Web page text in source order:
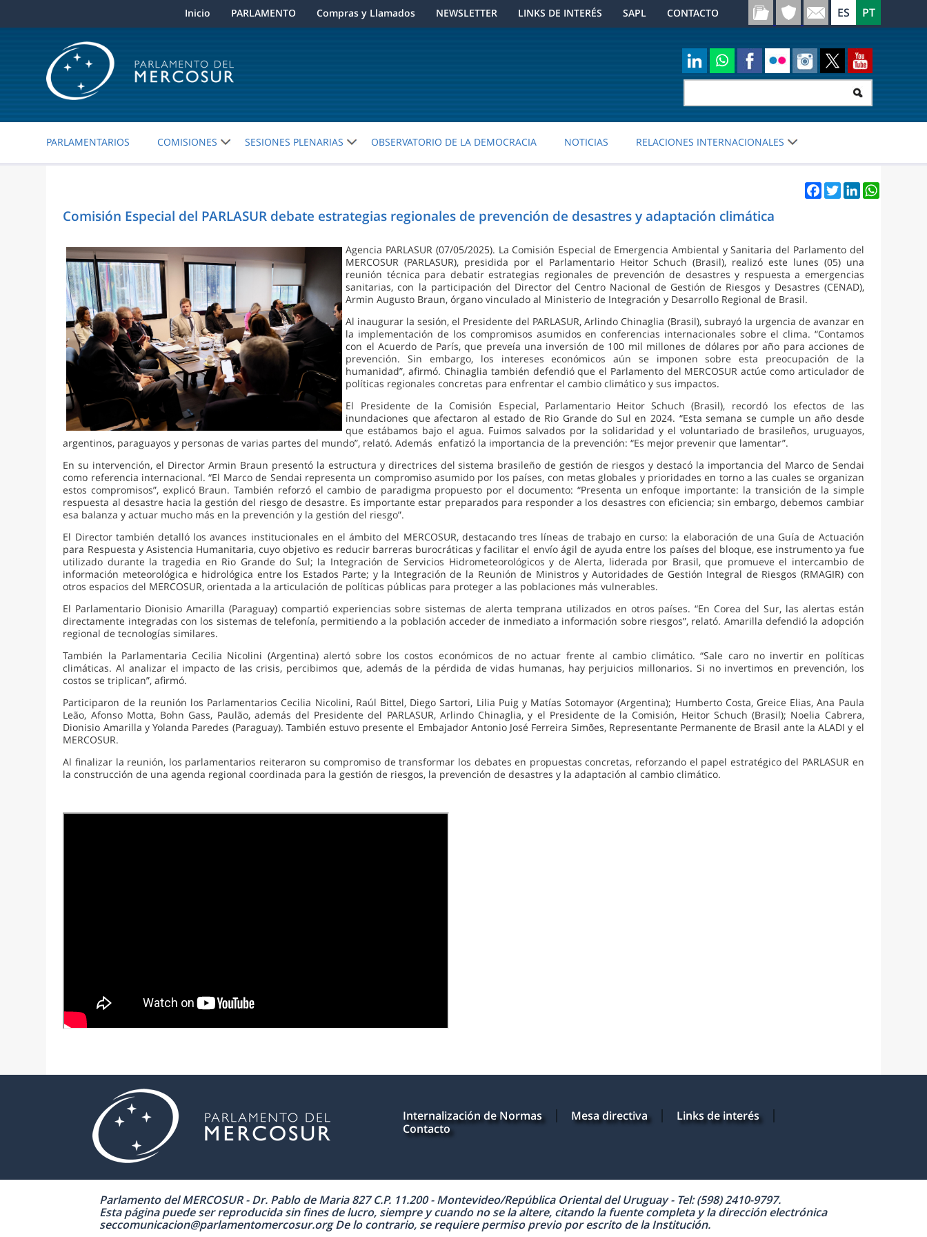
Inicio PARLAMENTO Compras y Llamados NEWSLETTER LINKS DE INTERÉS SAPL CONTACTO
PARLAMENTARIOS COMISIONES SESIONES PLENARIAS OBSERVATORIO DE LA DEMOCRACIA NOTICIAS RELACIONES INTERNACIONALES
Facebook
TwitterLinkedInWhatsApp
Comisión Especial del PARLASUR debate estrategias regionales de prevención de desastres y adaptación climática
Agencia PARLASUR (07/05/2025). La Comisión Especial de Emergencia Ambiental y Sanitaria del Parlamento del
MERCOSUR (PARLASUR), presidida por el Parlamentario Heitor Schuch (Brasil), realizó este lunes (05) una
reunión técnica para debatir estrategias regionales de prevención de desastres y respuesta a emergencias
sanitarias, con la participación del Director del Centro Nacional de Gestión de Riesgos y Desastres (CENAD),
Armin Augusto Braun, órgano vinculado al Ministerio de Integración y Desarrollo Regional de Brasil.
Al inaugurar la sesión, el Presidente del PARLASUR, Arlindo Chinaglia (Brasil), subrayó la urgencia de avanzar en
la implementación de los compromisos asumidos en conferencias internacionales sobre el clima. “Contamos
con el Acuerdo de París, que preveía una inversión de 100 mil millones de dólares por año para acciones de
prevención. Sin embargo, los intereses económicos aún se imponen sobre esta preocupación de la
humanidad”, afirmó. Chinaglia también defendió que el Parlamento del MERCOSUR actúe como articulador de
políticas regionales concretas para enfrentar el cambio climático y sus impactos.
El Presidente de la Comisión Especial, Parlamentario Heitor Schuch (Brasil), recordó los efectos de las
inundaciones que afectaron al estado de Rio Grande do Sul en 2024. “Esta semana se cumple un año desde
que estábamos bajo el agua. Fuimos salvados por la solidaridad y el voluntariado de brasileños, uruguayos,
argentinos, paraguayos y personas de varias partes del mundo”, relató. Además enfatizó la importancia de la prevención: “Es mejor prevenir que lamentar”.
En su intervención, el Director Armin Braun presentó la estructura y directrices del sistema brasileño de gestión de riesgos y destacó la importancia del Marco de Sendai
como referencia internacional. “El Marco de Sendai representa un compromiso asumido por los países, con metas globales y prioridades en torno a las cuales se organizan
estos compromisos”, explicó Braun. También reforzó el cambio de paradigma propuesto por el documento: “Presenta un enfoque importante: la transición de la simple
respuesta al desastre hacia la gestión del riesgo de desastre. Es importante estar preparados para responder a los desastres con eficiencia; sin embargo, debemos cambiar
esa balanza y actuar mucho más en la prevención y la gestión del riesgo”.
El Director también detalló los avances institucionales en el ámbito del MERCOSUR, destacando tres líneas de trabajo en curso: la elaboración de una Guía de Actuación
para Respuesta y Asistencia Humanitaria, cuyo objetivo es reducir barreras burocráticas y facilitar el envío ágil de ayuda entre los países del bloque, ese instrumento ya fue
utilizado durante la tragedia en Rio Grande do Sul; la Integración de Servicios Hidrometeorológicos y de Alerta, liderada por Brasil, que promueve el intercambio de
información meteorológica e hidrológica entre los Estados Parte; y la Integración de la Reunión de Ministros y Autoridades de Gestión Integral de Riesgos (RMAGIR) con
otros espacios del MERCOSUR, orientada a la articulación de políticas públicas para proteger a las poblaciones más vulnerables.
El Parlamentario Dionisio Amarilla (Paraguay) compartió experiencias sobre sistemas de alerta temprana utilizados en otros países. “En Corea del Sur, las alertas están
directamente integradas con los sistemas de telefonía, permitiendo a la población acceder de inmediato a información sobre riesgos”, relató. Amarilla defendió la adopción
regional de tecnologías similares.
También la Parlamentaria Cecilia Nicolini (Argentina) alertó sobre los costos económicos de no actuar frente al cambio climático. “Sale caro no invertir en políticas
climáticas. Al analizar el impacto de las crisis, percibimos que, además de la pérdida de vidas humanas, hay perjuicios millonarios. Si no invertimos en prevención, los
costos se triplican”, afirmó.
Participaron de la reunión los Parlamentarios Cecilia Nicolini, Raúl Bittel, Diego Sartori, Lilia Puig y Matías Sotomayor (Argentina); Humberto Costa, Greice Elias, Ana Paula
Leão, Afonso Motta, Bohn Gass, Paulão, además del Presidente del PARLASUR, Arlindo Chinaglia, y el Presidente de la Comisión, Heitor Schuch (Brasil); Noelia Cabrera,
Dionisio Amarilla y Yolanda Paredes (Paraguay). También estuvo presente el Embajador Antonio José Ferreira Simões, Representante Permanente de Brasil ante la ALADI y el
MERCOSUR.
Al finalizar la reunión, los parlamentarios reiteraron su compromiso de transformar los debates en propuestas concretas, reforzando el papel estratégico del PARLASUR en
la construcción de una agenda regional coordinada para la gestión de riesgos, la prevención de desastres y la adaptación al cambio climático.
Internalización de Normas Mesa directiva
Links de interés
Contacto
Parlamento del MERCOSUR - Dr. Pablo de Maria 827 C.P. 11.200 - Montevideo/República Oriental del Uruguay - Tel: (598) 2410-9797.
Esta página puede ser reproducida sin fines de lucro, siempre y cuando no se la altere, citando la fuente completa y la dirección electrónica
seccomunicacion@parlamentomercosur.org De lo contrario, se requiere permiso previo por escrito de la Institución.